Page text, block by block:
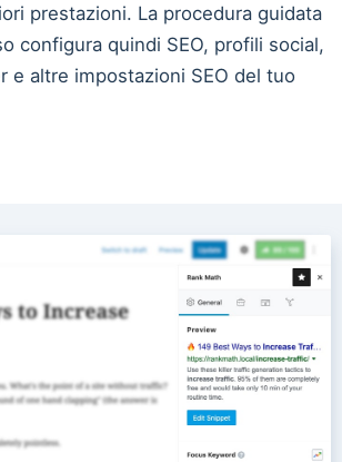
prestazioni. La procedura guidata
configura quindi SEO, profili social,
e altre impostazioni SEO del tuo